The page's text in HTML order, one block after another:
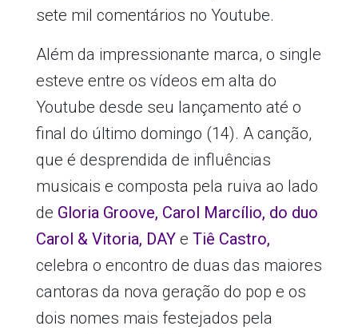
sete mil comentários no Youtube.
Além da impressionante marca, o single
esteve entre os vídeos em alta do
Youtube desde seu lançamento até o
final do último domingo (14). A canção,
que é desprendida de influências
musicais e composta pela ruiva ao lado
de Gloria Groove, Carol Marcílio, do duo
Carol & Vitoria, DAY e Tiê Castro,
celebra o encontro de duas das maiores
cantoras da nova geração do pop e os
dois nomes mais festejados pela